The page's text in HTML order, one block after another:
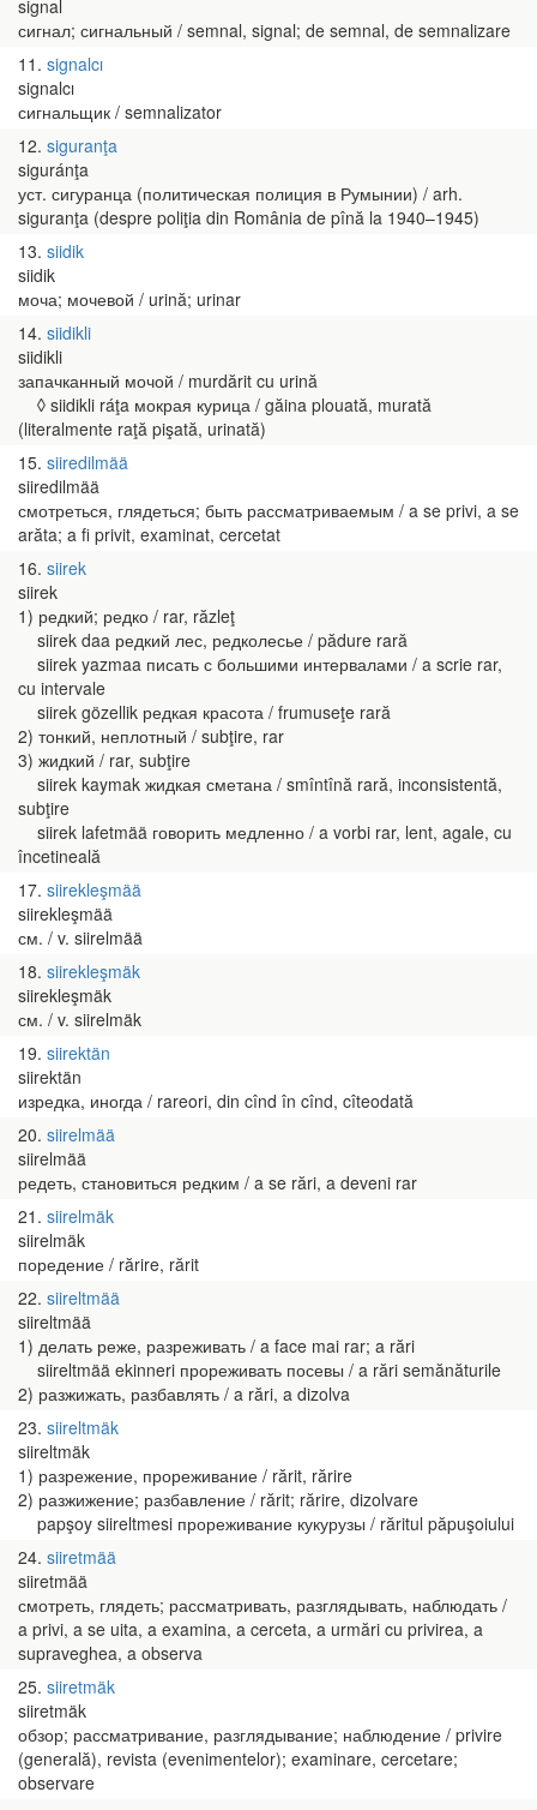
signal
сигнал; сигнальный / semnal, signal; de semnal, de semnalizare
11 signalcı
signalcı
сигнальщик / semnalizator
12 siguranţa
siguránţa
уст. сигуранца (политическая полиция в Румынии) / arh.
siguranţa (despre poliţia din România de pînă la 1940–1945)
13 siidik
siidik
моча; мочевой / urină; urinar
14 siidikli
siidikli
запачканный мочой / murdărit cu urină
◊ siidikli ráţa мокрая курица / găina plouată, murată
(literalmente raţă pişată, urinată)
15 siiredilmää
siiredilmää
смотреться, глядеться; быть рассматриваемым / a se privi, a se
arăta; a fi privit, examinat, cercetat
16 siirek
siirek
1) редкий; редко / rar, răzleţ
siirek daa редкий лес, редколесье / pădure rară
siirek yazmaa писать с большими интервалами / a scrie rar,
cu intervale
siirek gözellik редкая красота / frumuseţe rară
2) тонкий, неплотный / subţire, rar
3) жидкий / rar, subţire
siirek kaymak жидкая сметана / smîntînă rară, inconsistentă,
subţire
siirek lafetmää говорить медленно / a vorbi rar, lent, agale, cu
încetineală
17 siirekleşmää
siirekleşmää
см. / v. siirelmää
18 siirekleşmäk
siirekleşmäk
см. / v. siirelmäk
19 siirektän
siirektän
изредка, иногда / rareori, din cînd în cînd, cîteodată
20 siirelmää
siirelmää
редеть, становиться редким / a se rări, a deveni rar
21 siirelmäk
siirelmäk
поредение / rărire, rărit
22 siireltmää
siireltmää
1) делать реже, разреживать / a face mai rar; a rări
siireltmää ekinneri прореживать посевы / a rări semănăturile
2) разжижать, разбавлять / a rări, a dizolva
23 siireltmäk
siireltmäk
1) разрежение, прореживание / rărit, rărire
2) разжижение; разбавление / rărit; rărire, dizolvare
papşoy siireltmesi прореживание кукурузы / răritul păpuşoiului
24 siiretmää
siiretmää
смотреть, глядеть; рассматривать, разглядывать, наблюдать /
a privi, a se uita, a examina, a cerceta, a urmări cu privirea, a
supraveghea, a observa
25 siiretmäk
siiretmäk
обзор; рассматривание, разглядывание; наблюдение / privire
(generală), revista (evenimentelor); examinare, cercetare;
observare